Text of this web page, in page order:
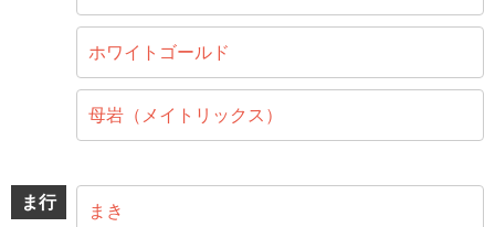
ホワイトゴールド
母岩（メイトリックス）
ま行 まき